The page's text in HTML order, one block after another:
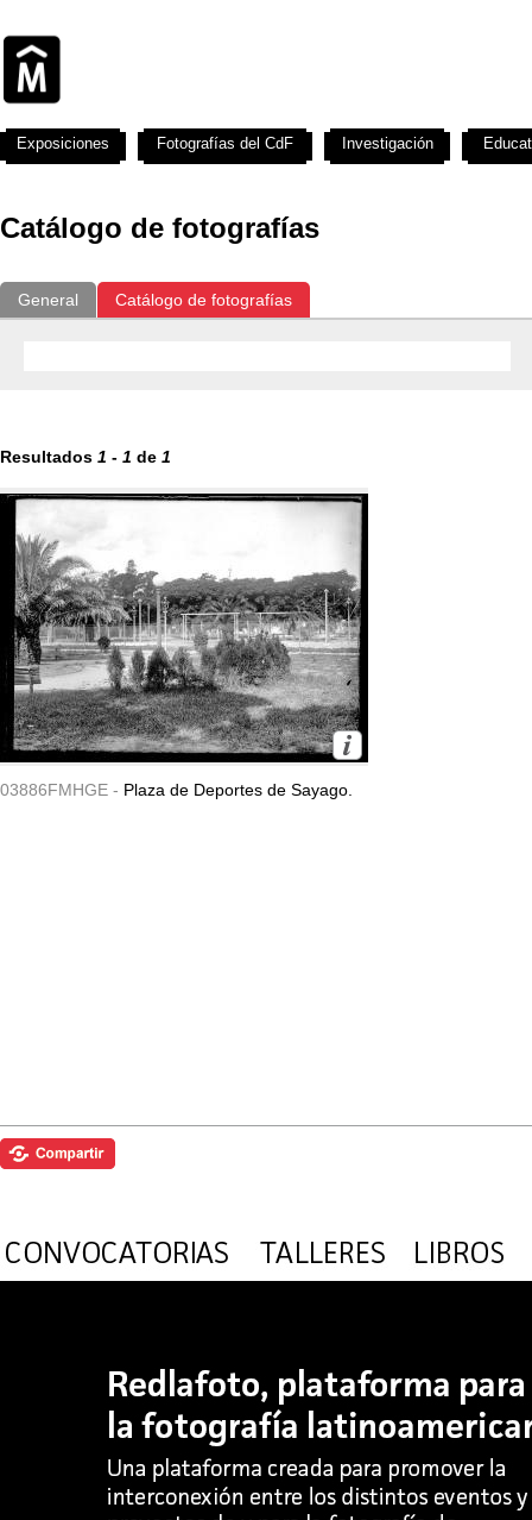
Catálogo de fotografías
General Catálogo de fotografías
Resultados 1 - 1 de 1
03886FMHGE - Plaza de Deportes de Sayago.
Exposiciones Fotografías del CdF Investigación